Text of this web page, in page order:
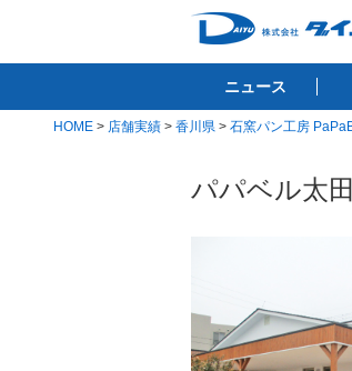
テ
株式会
1200件以上の開業
ニュース
HOME > 店舗実績 > 香川県 > 石窯パン工房
パパベル太